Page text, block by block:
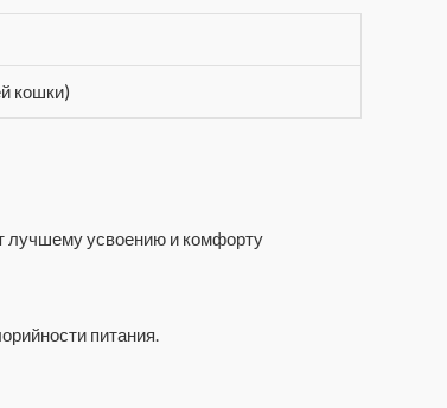
кошки)
лучшему усвоению и комфорту
питания.